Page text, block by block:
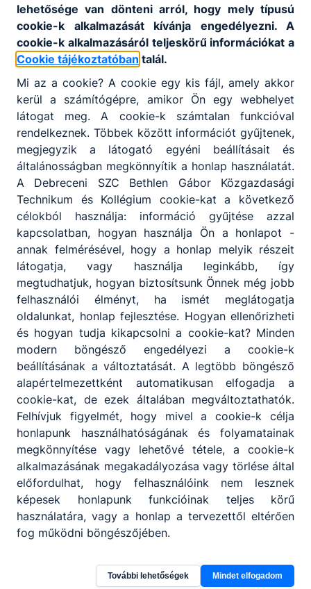
Partnereink
Debreceni SZC Bethlen Gábor
Közgazdasági Technikum és Kollégium
4026 Debrecen, Piac utca 8. B. épület
lehetősége van dönteni arról, hogy mely típusú
cookie-k alkalmazását kívánja engedélyezni. A
cookie-k alkalmazásáról teljeskörű információkat a
Cookie tájékoztatóban talál.
Mi az a cookie? A cookie egy kis fájl, amely akkor
kerül a számítógépre, amikor Ön egy webhelyet
látogat meg. A cookie-k számtalan funkcióval
rendelkeznek. Többek között információt gyűjtenek,
megjegyzik a látogató egyéni beállításait és
általánosságban megkönnyítik a honlap használatát.
A Debreceni SZC Bethlen Gábor Közgazdasági
Technikum és Kollégium cookie-kat a következő
célokból használja: információ gyűjtése azzal
kapcsolatban, hogyan használja Ön a honlapot -
annak felmérésével, hogy a honlap melyik részeit
látogatja, vagy használja leginkább, így
megtudhatjuk, hogyan biztosítsunk Önnek még jobb
felhasználói élményt, ha ismét meglátogatja
oldalunkat, honlap fejlesztése. Hogyan ellenőrizheti
és hogyan tudja kikapcsolni a cookie-kat? Minden
modern böngésző engedélyezi a cookie-k
beállításának a változtatását. A legtöbb böngésző
alapértelmezettként automatikusan elfogadja a
cookie-kat, de ezek általában megváltoztathatók.
Felhívjuk figyelmét, hogy mivel a cookie-k célja
honlapunk használhatóságának és folyamatainak
megkönnyítése vagy lehetővé tétele, a cookie-k
alkalmazásának megakadályozása vagy törlése által
előfordulhat, hogy felhasználóink nem lesznek
képesek honlapunk funkcióinak teljes körű
használatára, vagy a honlap a tervezettől eltérően
fog működni böngészőjében.
További lehetőségek Mindet elfogadom